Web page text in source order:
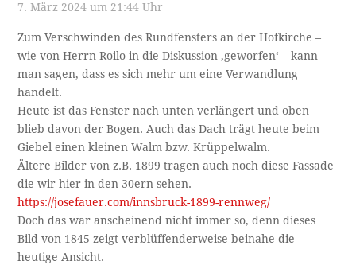
7. März 2024 um 21:44 Uhr
Zum Verschwinden des Rundfensters an der Hofkirche –
wie von Herrn Roilo in die Diskussion ‚geworfen‘ – kann
man sagen, dass es sich mehr um eine Verwandlung
handelt.
Heute ist das Fenster nach unten verlängert und oben
blieb davon der Bogen. Auch das Dach trägt heute beim
Giebel einen kleinen Walm bzw. Krüppelwalm.
Ältere Bilder von z.B. 1899 tragen auch noch diese Fassade
die wir hier in den 30ern sehen.
https://josefauer.com/innsbruck-1899-rennweg/
Doch das war anscheinend nicht immer so, denn dieses
Bild von 1845 zeigt verblüffenderweise beinahe die
heutige Ansicht.